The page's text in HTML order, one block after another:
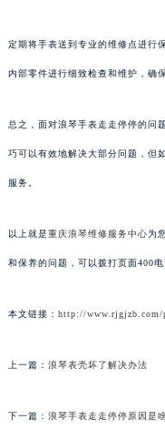
定期将手表送到专业的维修点进行
内部零件进行细致检查和维护，确
总之，面对浪琴手表走走停停的问
巧可以有效地解决大部分问题，但
服务。
以上就是重庆浪琴维修服务中心为
和保养的问题，可以拨打页面400
本文链接： http://www.rjgjzb.com/
上一篇： 浪琴表壳坏了解决办法
下一篇： 浪琴手表走走停停原因是